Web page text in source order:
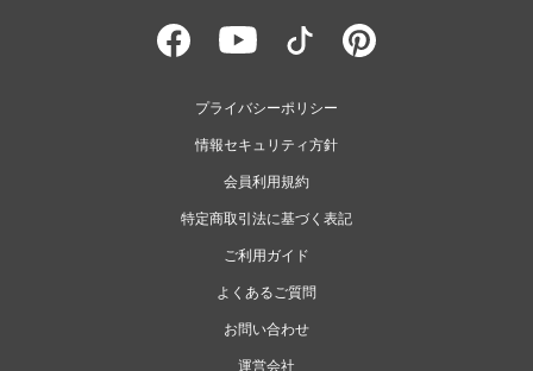
プライバシーポリシー
情報セキュリティ方針
会員利用規約
特定商取引法に基づく表記
ご利用ガイド
よくあるご質問
お問い合わせ
運営会社